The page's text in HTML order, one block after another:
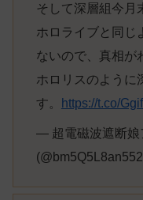
そして深層組今月
ホロライブと同じ
ないので、真相が
ホロリスのように
す。
https://t.co/
— 超電磁波遮断娘